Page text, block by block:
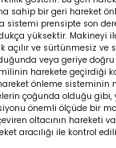
sahip bir geri hareket
sistemi prensipte son
yüksektir. Makineyi
açılır ve sürtünmesiz ve
veya geriye
harekete geçirdiği
önleme
çoğunda olduğu gibi,
önemli ölçüde bir
oltacının hareketi
aracılığı ile kontrol